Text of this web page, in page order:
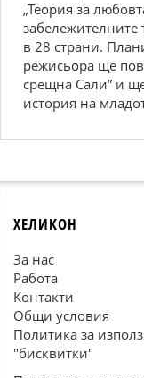
„Теория за
забележителните
в 28 страни.
режисьора ще
срещна Сали” и
история на
ХЕЛИКОН
За нас
Работа
Контакти
Общи условия
Политика за
"бисквитки"